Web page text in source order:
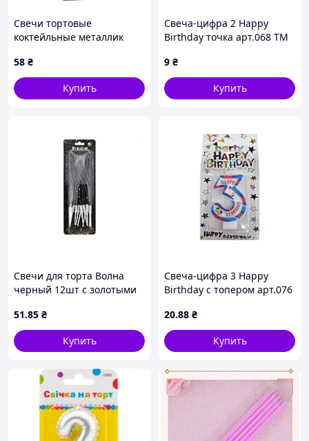
Свечи тортовые
коктейльные металлик
58 ₴
Купить
Свеча-цифра 2 Happy
Birthday точка арт.068 ТМ
9 ₴
Купить
Свечи для торта Волна
черный 12шт с золотыми
ТМ PELICAN
51.85 ₴
Купить
Свеча-цифра 3 Happy
Birthday с топером арт.076
20.88 ₴
Купить